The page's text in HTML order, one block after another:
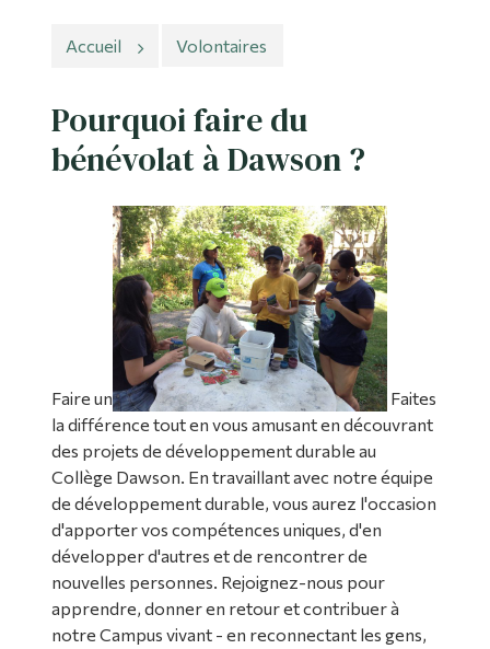
Accueil Volontaires
Pourquoi faire du
bénévolat à Dawson ?
Faire un
Faites
la différence tout en vous amusant en découvrant
des projets de développement durable au
Collège Dawson. En travaillant avec notre équipe
de développement durable, vous aurez l'occasion
d'apporter vos compétences uniques, d'en
développer d'autres et de rencontrer de
nouvelles personnes. Rejoignez-nous pour
apprendre, donner en retour et contribuer à
notre Campus vivant - en reconnectant les gens,
Outils
Menu principal
Formation continue
Admissions
La vie à Dawson
Qui vous êtes
Futurs étudiants
Étudiants actuels
Corps enseignant et
personnel administratif
Diplômé·es et visiteur·euses